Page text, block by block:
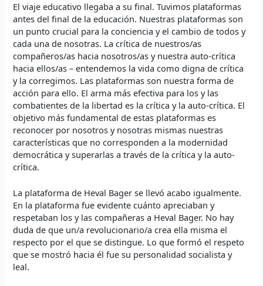
El viaje educativo llegaba a su final. Tuvimos plataformas
antes del final de la educación. Nuestras plataformas son
un punto crucial para la conciencia y el cambio de todos y
cada una de nosotras. La crítica de nuestros/as
compañeros/as hacia nosotros/as y nuestra auto-crítica
hacia ellos/as – entendemos la vida como digna de crítica
y la corregimos. Las plataformas son nuestra forma de
acción para ello. El arma más efectiva para los y las
combatientes de la libertad es la crítica y la auto-crítica. El
objetivo más fundamental de estas plataformas es
reconocer por nosotros y nosotras mismas nuestras
características que no corresponden a la modernidad
democrática y superarlas a través de la crítica y la auto-
crítica.
La plataforma de Heval Bager se llevó acabo igualmente.
En la plataforma fue evidente cuánto apreciaban y
respetaban los y las compañeras a Heval Bager. No hay
duda de que un/a revolucionario/a crea ella misma el
respecto por el que se distingue. Lo que formó el respeto
que se mostró hacia él fue su personalidad socialista y
leal.